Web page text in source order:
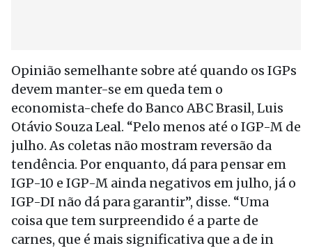
Opinião semelhante sobre até quando os IGPs
devem manter-se em queda tem o
economista-chefe do Banco ABC Brasil, Luis
Otávio Souza Leal. “Pelo menos até o IGP-M de
julho. As coletas não mostram reversão da
tendência. Por enquanto, dá para pensar em
IGP-10 e IGP-M ainda negativos em julho, já o
IGP-DI não dá para garantir”, disse. “Uma
coisa que tem surpreendido é a parte de
carnes, que é mais significativa que a de in